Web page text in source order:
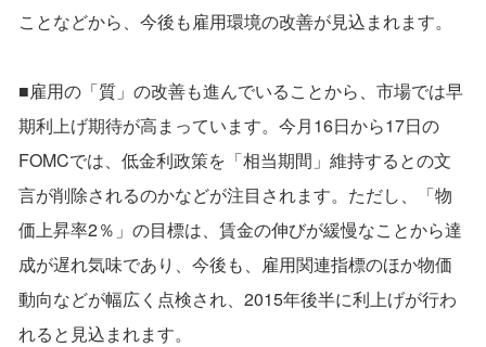
ことなどから、今後も雇用環境の改善が見込まれます。
■雇用の「質」の改善も進んでいることから、市場では早
期利上げ期待が高まっています。今月16日から17日の
FOMCでは、低金利政策を「相当期間」維持するとの文
言が削除されるのかなどが注目されます。ただし、「物
価上昇率2％」の目標は、賃金の伸びが緩慢なことから達
成が遅れ気味であり、今後も、雇用関連指標のほか物価
動向などが幅広く点検され、2015年後半に利上げが行わ
れると見込まれます。